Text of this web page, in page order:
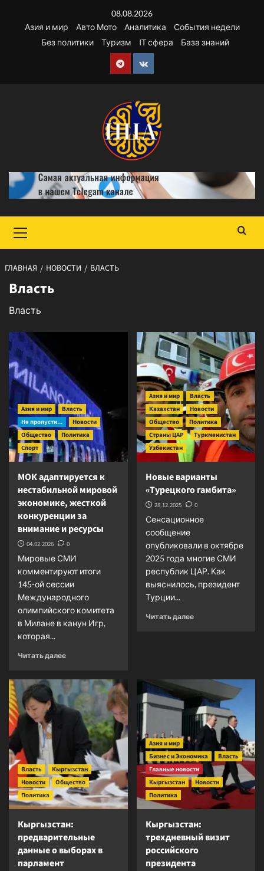
содержимому
08.08.2026
Азия и мир
Авто Мото Аналитика
События недели
Без политики
Туризм IT сфера База знаний
Telegram
VK
меню
ГЛАВНАЯ НОВОСТИ ВЛАСТЬ
Власть
Власть
Азия и мир
Власть
Не пропусти...
Новости
Общество
Политика
Спорт
МОК адаптируется к
нестабильной мировой
экономике, жесткой
конкуренции за
внимание и ресурсы
04.02.2026 0
Мировые СМИ
комментируют итоги
145-ой сессии
Международного
олимпийского комитета
в Милане в канун Игр,
которая...
Читать далееПрочитать
МОК
адаптируется
к
нестабильной
мировой
экономике,
жесткой
конкуренции
за
внимание
и
ресурсы
Азия и мир
Власть
Казахстан
Новости
Общество
Политика
Страны ЦАР
Туркменистан
Узбекистан
Новые варианты
«Турецкого гамбита»
28.12.2025 0
Сенсационное
сообщение
опубликовали в октябре
2025 года многие СМИ
республик ЦАР. Как
выяснилось, президент
Турции...
Читать далееПрочитать
гамбита»
Власть
Кыргызстан
Новости
Общество
Политика
Кыргызстан:
предварительные
данные о выборах в
парламент
Азия и мир
Бизнес и Экономика
Власть
Главные новости
Кыргызстан
Новости
Политика
Кыргызстан:
трехдневный визит
российского
президента